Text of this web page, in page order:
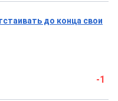
до конца свои
-1